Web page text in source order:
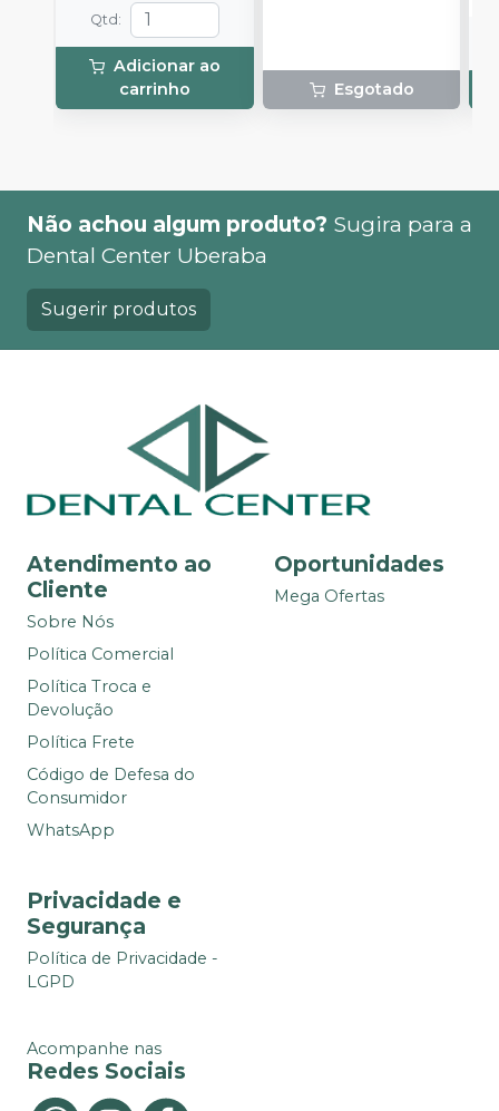
Qtd :
Adicionar ao
carrinho
Esgotado
Não achou algum produto? Sugira para a
Dental Center Uberaba
Sugerir produtos
Atendimento ao
Cliente
Sobre Nós
Política Comercial
Política Troca e
Devolução
Política Frete
Código de Defesa do
Consumidor
WhatsApp
Oportunidades
Mega Ofertas
Privacidade e
Segurança
Política de Privacidade -
LGPD
Acompanhe nas
Redes Sociais